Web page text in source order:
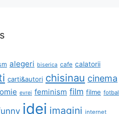
alegeri biserica cafe calatorii
carti&autori chisinau cinema
evrei feminism film filme fotbal
idei imagini internet